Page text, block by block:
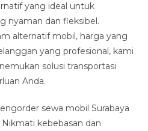
yang ideal untuk
nyaman dan fleksibel.
alternatif mobil, harga yang
yang profesional, kami
solusi transportasi
Anda.
sewa mobil Surabaya
kebebasan dan